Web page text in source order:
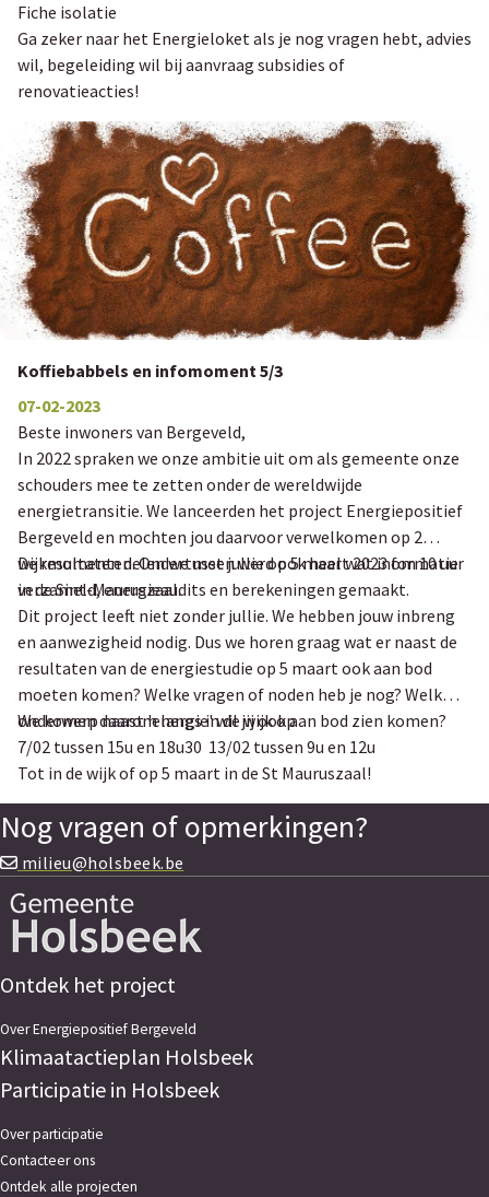
Fiche isolatie
Ga zeker naar het Energieloket als je nog vragen hebt, advies
wil, begeleiding wil bij aanvraag subsidies of
renovatieacties!
Koffiebabbels en infomoment 5/3
07-02-2023
Beste inwoners van Bergeveld,
In 2022 spraken we onze ambitie uit om als gemeente onze
schouders mee te zetten onder de wereldwijde
energietransitie. We lanceerden het project Energiepositief
Bergeveld en mochten jou daarvoor verwelkomen op 2
wijkmomenten. Ondertussen werd ook heel wat informatie
verzameld, energieaudits en berekeningen gemaakt.
De resultaten delen we met jullie op 5 maart 2023 om 10 uur
in de Sint-Mauruszaal.
Dit project leeft niet zonder jullie. We hebben jouw inbreng
en aanwezigheid nodig. Dus we horen graag wat er naast de
resultaten van de energiestudie op 5 maart ook aan bod
moeten komen? Welke vragen of noden heb je nog? Welk
onderwerp naast 'energie' wil jij ook aan bod zien komen?
We komen daarom langs in de wijk op
7/02 tussen 15u en 18u30 13/02 tussen 9u en 12u
Tot in de wijk of op 5 maart in de St Mauruszaal!
Nog vragen of opmerkingen?
milieu@holsbeek.be
Ontdek het project
Over Energiepositief Bergeveld
Klimaatactieplan Holsbeek
Participatie in Holsbeek
Over participatie
Contacteer ons
Ontdek alle projecten